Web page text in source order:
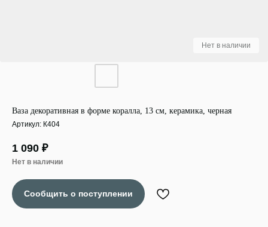
Ваза декоративная в форме коралла, 13 см, керамика, черная
Артикул: К404
1 090 ₽
Нет в наличии